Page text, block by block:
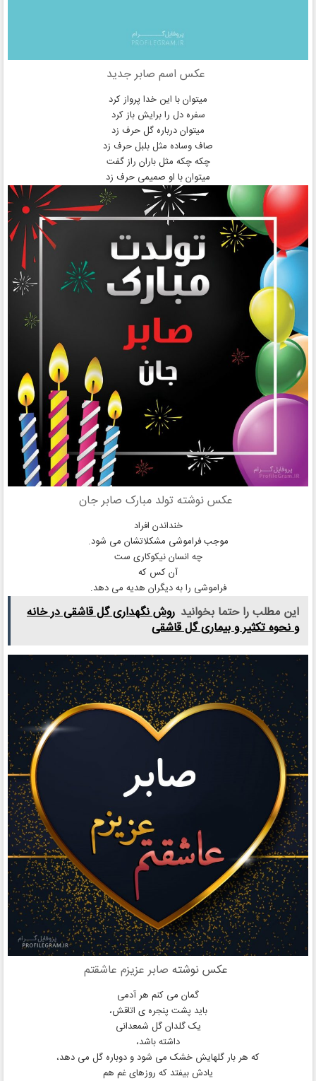
عکس اسم صابر جدید
میتوان با این خدا پرواز کرد
سفره دل را برایش باز کرد
میتوان درباره گل حرف زد
صاف وساده مثل بلبل حرف زد
چکه چکه مثل باران راز گفت
میتوان با او صمیمی حرف زد
عکس نوشته تولد مبارک صابر جان
خنداندن افراد
موجب فراموشی مشکلاتشان می شود.
چه انسان نیکوکاری ست
آن کس که
فراموشی را به دیگران هدیه می دهد.
این مطلب را حتما بخوانید روش نگهداری گل قاشقی در خانه
و نحوه تکثیر و بیماری گل قاشقی
عکس نوشته صابر عزیزم عاشقتم
گمان می کنم هر آدمی
باید پشت پنجره ی اتاقش،
یک گلدان گل شمعدانی
داشته باشد،
که هر بار گلهایش خشک می شود و دوباره گل می دهد،
یادش بیفتد که روزهای غم هم